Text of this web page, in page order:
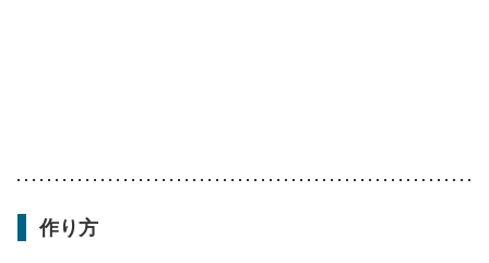
作り方